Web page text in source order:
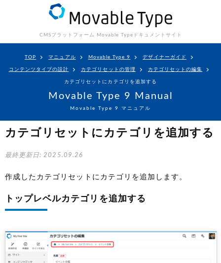
CMSプラットフォーム Movable Type ドキュメントサイト
TOP マニュアル Movable Type 9 デザイナーガイド
コンテンツタイプの設計 カテゴリセットの管理 カテゴリセットの編集
カテゴリセットにカテゴリを追加する
Movable Type 9 Manual
Movable Type 9 マニュアル
カテゴリセットにカテゴリを追加する
最終更新日: 2025.09.26
作成したカテゴリセットにカテゴリを追加します。
トップレベルカテゴリを追加する